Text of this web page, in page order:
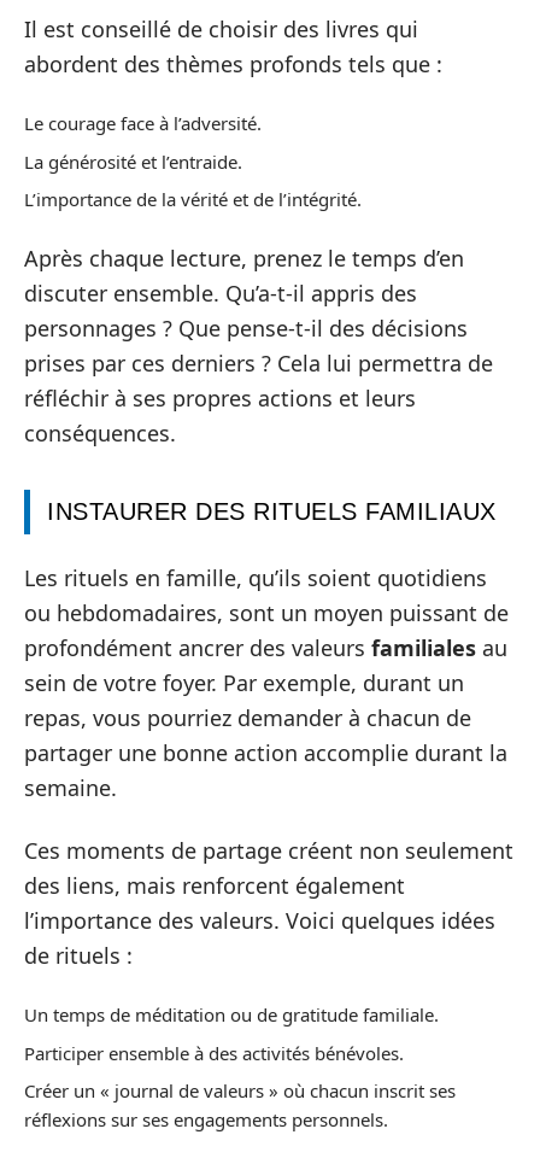
Il est conseillé de choisir des livres qui
abordent des thèmes profonds tels que :
Le courage face à l’adversité.
La générosité et l’entraide.
L’importance de la vérité et de l’intégrité.
Après chaque lecture, prenez le temps d’en
discuter ensemble. Qu’a-t-il appris des
personnages ? Que pense-t-il des décisions
prises par ces derniers ? Cela lui permettra de
réfléchir à ses propres actions et leurs
conséquences.
INSTAURER DES RITUELS FAMILIAUX
Les rituels en famille, qu’ils soient quotidiens
ou hebdomadaires, sont un moyen puissant de
profondément ancrer des valeurs familiales au
sein de votre foyer. Par exemple, durant un
repas, vous pourriez demander à chacun de
partager une bonne action accomplie durant la
semaine.
Ces moments de partage créent non seulement
des liens, mais renforcent également
l’importance des valeurs. Voici quelques idées
de rituels :
Un temps de méditation ou de gratitude familiale.
Participer ensemble à des activités bénévoles.
Créer un « journal de valeurs » où chacun inscrit ses
réflexions sur ses engagements personnels.